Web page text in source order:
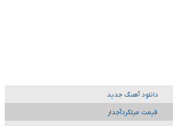
دانلود آهنگ جدید
قیمت میلگردآجدار